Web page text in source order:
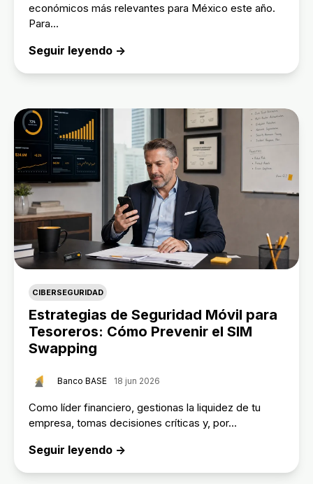
económicos más relevantes para México este año.
Para...
Seguir leyendo →
CIBERSEGURIDAD
Estrategias de Seguridad Móvil para
Tesoreros: Cómo Prevenir el SIM
Swapping
Banco BASE 18 jun 2026
Como líder financiero, gestionas la liquidez de tu
empresa, tomas decisiones críticas y, por...
Seguir leyendo →